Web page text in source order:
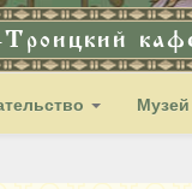
Музей